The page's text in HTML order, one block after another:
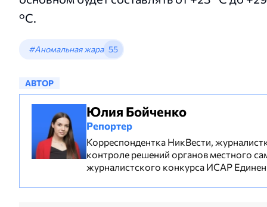
°C.
#Аномальная жара 55
АВТОР
Юлия Бойченко
Репортер
Корреспондентка НикВести,
контроле решений органов местного
журналистского конкурса ИСАР